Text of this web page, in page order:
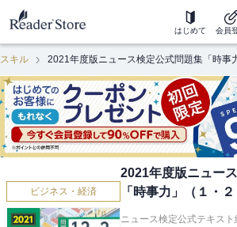
はじめて 会員
キル 2021年度版ニュース検定公式問題集「時事
ビジネス・経済
2021年度版ニュー
「時事力」（１・
ニュース検定公式テキス